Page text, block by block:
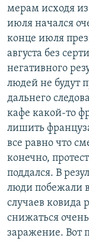
мерам исходя
июля начался
конце июля
августа без
негативного
людей не будут
дальнего
кафе какой-то
лишить
все равно что
конечно,
поддался. В
люди побежали
случаев ковида
снижаться
заражение. Вот